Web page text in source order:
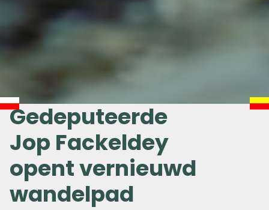
Gedeputeerde
Jop Fackeldey
opent vernieuwd
wandelpad